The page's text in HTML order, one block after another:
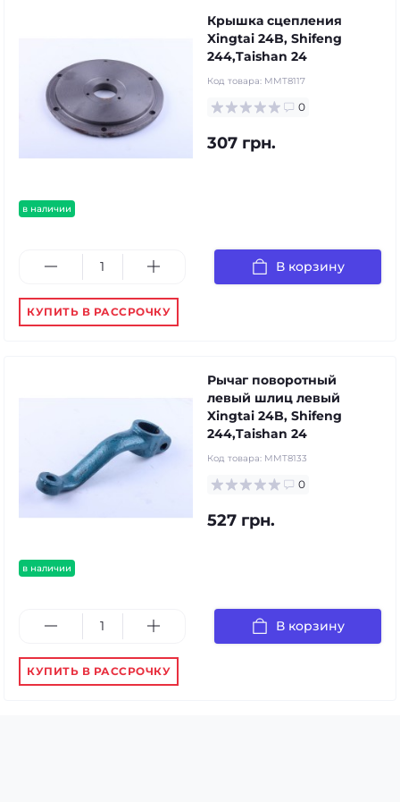
в наличии
Крышка сцепления
Xingtai 24B, Shifeng
244,Taishan 24
Код товара: MMT8117
0
307 грн.
В корзину
КУПИТЬ В РАССРОЧКУ
в наличии
Рычаг поворотный
левый шлиц левый
Xingtai 24B, Shifeng
244,Taishan 24
Код товара: MMT8133
0
527 грн.
В корзину
КУПИТЬ В РАССРОЧКУ